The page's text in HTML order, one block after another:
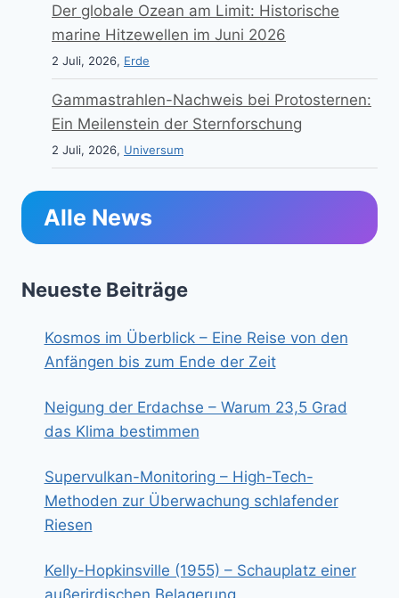
Der globale Ozean am Limit: Historische
marine Hitzewellen im Juni 2026
2 Juli, 2026, Erde
Gammastrahlen-Nachweis bei Protosternen:
Ein Meilenstein der Sternforschung
2 Juli, 2026, Universum
Alle News
Neueste Beiträge
Kosmos im Überblick – Eine Reise von den
Anfängen bis zum Ende der Zeit
Neigung der Erdachse – Warum 23,5 Grad
das Klima bestimmen
Supervulkan-Monitoring – High-Tech-
Methoden zur Überwachung schlafender
Riesen
Kelly-Hopkinsville (1955) – Schauplatz einer